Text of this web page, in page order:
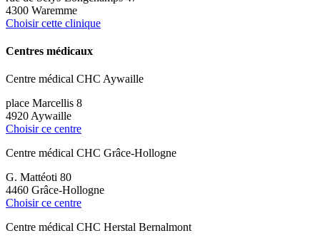
4300 Waremme
Choisir cette clinique
Centres médicaux
Centre médical CHC Aywaille
place Marcellis 8
4920 Aywaille
Choisir ce centre
Centre médical CHC Grâce-Hollogne
G. Mattéoti 80
4460 Grâce-Hollogne
Choisir ce centre
Centre médical CHC Herstal Bernalmont